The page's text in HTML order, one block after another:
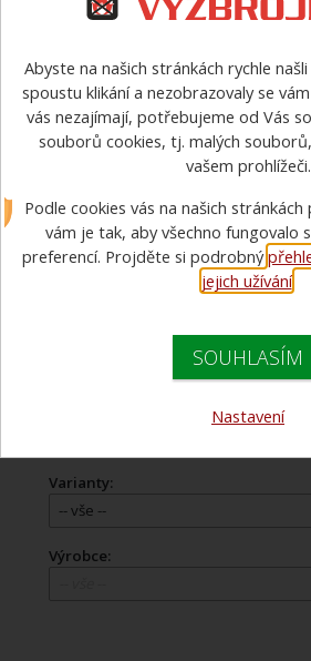
a majetek druhých.
Hadice - údržba Multifunkční
Multifunkční pračky
Doporučujeme
Názvu zboží
Varianty:
-- vše --
Výrobce:
Abyste na našich stránkách rychle
spoustu klikání a nezobrazovaly se
vás nezajímají, potřebujeme od Vás
souborů cookies, tj. malých
vašem prohlížeči.
Podle cookies vás na našich
vám je tak, aby všechno fungovalo
preferencí. Projděte si podrobný
jejich užívání.
SOUHLASÍM
Nastavení